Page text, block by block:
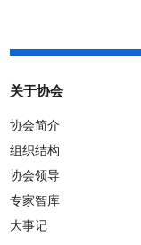
关于协会
协会简介
组织结构
协会领导
专家智库
大事记